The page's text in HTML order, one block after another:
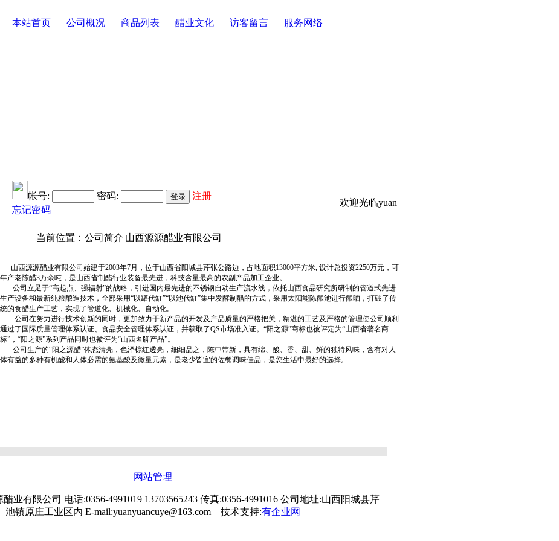
本站首页 公司概况 商品列表 醋业文化 访客留言 服务网络
帐号: 密码: 注册 |
忘记密码
欢迎光临yuanyuan的网站！
前位置：公司简介|山西源源醋业有限公司
山西源源醋业有限公司始建于2003年7月，位于山西省阳城县芹张公路边，占地面积13000平方米, 设计总投资2250万元，可
年产老陈醋3万余吨，是山西省制醋行业装备最先进，科技含量最高的农副产品加工企业。
公司立足于“高起点、强辐射”的战略，引进国内最先进的不锈钢自动生产流水线，依托山西食品研究所研制的管道式先进
生产设备和最新纯粮酿造技术，全部采用“以罐代缸”“以池代缸”集中发酵制醋的方式，采用太阳能陈酿池进行酿晒，打破了传
统的食醋生产工艺，实现了管道化、机械化、自动化。
公司在努力进行技术创新的同时，更加致力于新产品的开发及产品质量的严格把关，精湛的工艺及严格的管理使公司顺利
通过了国际质量管理体系认证、食品安全管理体系认证，并获取了QS市场准入证。“阳之源”商标也被评定为“山西省著名商
标”，“阳之源”系列产品同时也被评为“山西名牌产品”。
公司生产的“阳之源醋”体态清亮，色泽棕红透亮，细细品之，陈中带新，具有绵、酸、香、甜、鲜的独特风味，含有对人
体有益的多种有机酸和人体必需的氨基酸及微量元素，是老少皆宜的佐餐调味佳品，是您生活中最好的选择。
网站管理
业有限公司 电话:0356-4991019 13703565243 传真:0356-4991016 公司地址:山西阳城县芹
池镇原庄工业区内 E-mail:yuanyuancuye@163.com 技术支持:有企业网